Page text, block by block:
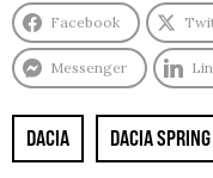
Facebook
Messenger
DACIA DACIA SPRING